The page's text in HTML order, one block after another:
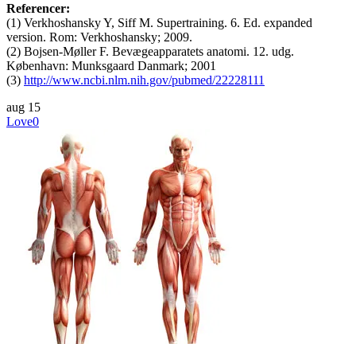
Referencer:
(1) Verkhoshansky Y, Siff M. Supertraining. 6. Ed. expanded
version. Rom: Verkhoshansky; 2009.
(2) Bojsen-Møller F. Bevægeapparatets anatomi. 12. udg.
København: Munksgaard Danmark; 2001
(3) http://www.ncbi.nlm.nih.gov/pubmed/22228111
aug 15
Love0